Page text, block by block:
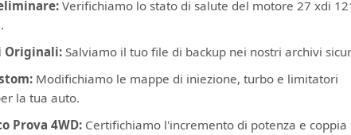
Verifichiamo lo stato di salute del motore 27 xdi
Originali: Salviamo il tuo file di backup nei nostri archivi
Modifichiamo le mappe di iniezione, turbo e limitatori
la tua auto.
Prova 4WD: Certifichiamo l'incremento di potenza e coppia